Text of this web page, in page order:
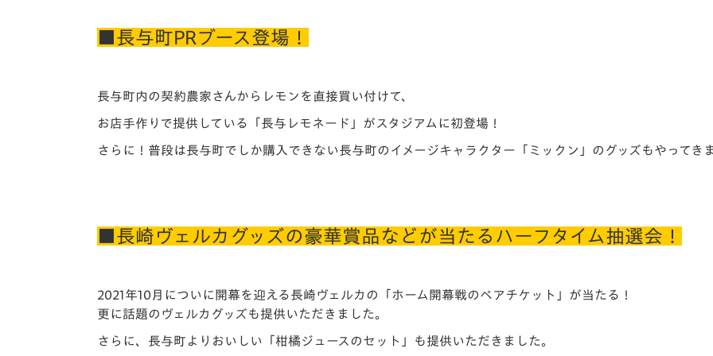
■長与町PRブース登場！
長与町内の契約農家さんからレモンを直接買い付けて、
お店手作りで提供している「長与レモネード」がスタジアムに初登場！
さらに！普段は長与町でしか購入できない長与町のイメージキャラクター「ミックン」のグッズもやってき
■長崎ヴェルカグッズの豪華賞品などが当たるハーフタイム抽選会！
2021年10月についに開幕を迎える長崎ヴェルカの 「ホーム開幕戦のペアチケット」
が当たる！
更に話題のヴェルカグッズも提供いただきました。
さらに、長与町よりおいしい「柑橘ジュースのセット」も提供いただきました。